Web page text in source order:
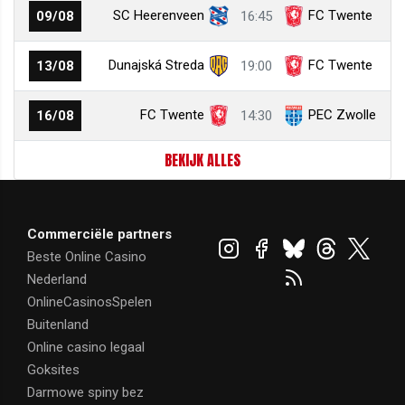
09/08 SC Heerenveen 16:45 FC Twente
13/08 Dunajská Streda 19:00 FC Twente
16/08 FC Twente 14:30 PEC Zwolle
BEKIJK ALLES
Commerciële partners
Beste Online Casino
Nederland
OnlineCasinosSpelen
Buitenland
Online casino legaal
Goksites
Darmowe spiny bez